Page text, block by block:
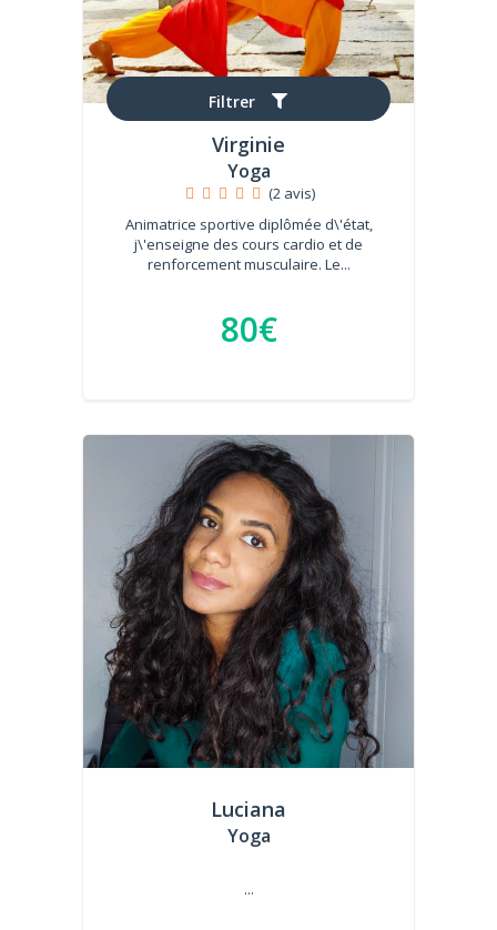
Filtrer
Virginie
Yoga
(2 avis)
Animatrice sportive diplômée d\'état,
j\'enseigne des cours cardio et de
renforcement musculaire. Le...
80€
Luciana
Yoga
...